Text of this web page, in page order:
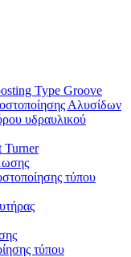
Type Groove
Αλυσίδων
υδραυλικού
Turner
τύπου
τύπου